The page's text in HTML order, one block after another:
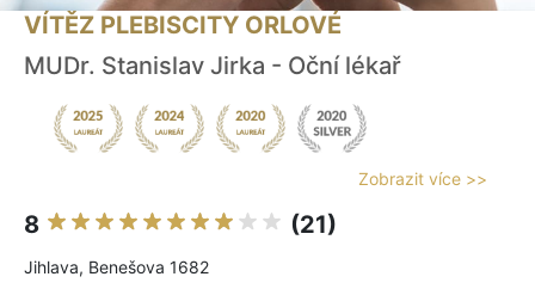
VÍTĚZ PLEBISCITY ORLOVÉ
MUDr. Stanislav Jirka - Oční lékař
Zobrazit více >>
8 (21)
Jihlava, Benešova 1682